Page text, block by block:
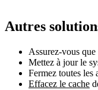
Autres
Assurez-vous
Mettez à jour le
Fermez toutes les
Effacez le cache